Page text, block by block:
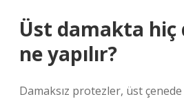
Üst damakta hiç
ne yapılır?
Damaksız protezler, üst